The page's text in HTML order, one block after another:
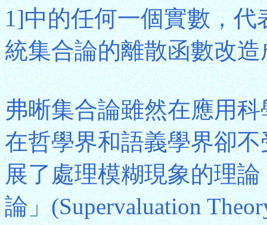
1]中的任何一個實數，代
統集合論的離散函數改
弗晰集合論雖然在應用
在哲學界和語義學界卻
展了處理模糊現象的理
論」(Supervaluation